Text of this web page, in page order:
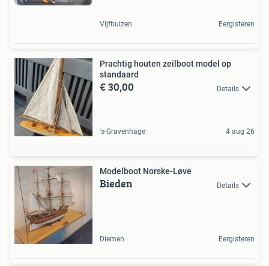
Vijfhuizen Eergisteren
Prachtig houten zeilboot model op
standaard
€ 30,00 Details
's-Gravenhage 4 aug 26
Modelboot Norske-Løve
Bieden Details
Diemen Eergisteren